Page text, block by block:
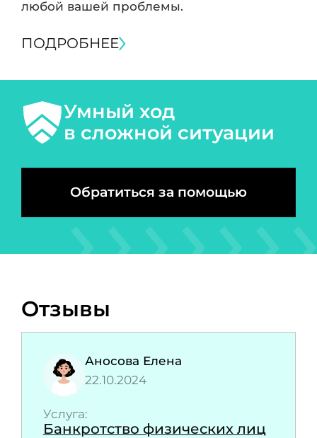
любой вашей проблемы.
ПОДРОБНЕЕ
Умный ход
в сложной ситуации
Обратиться за помощью
Отзывы
Аносова Елена
22.10.2024
Услуга:
Банкротство физических лиц